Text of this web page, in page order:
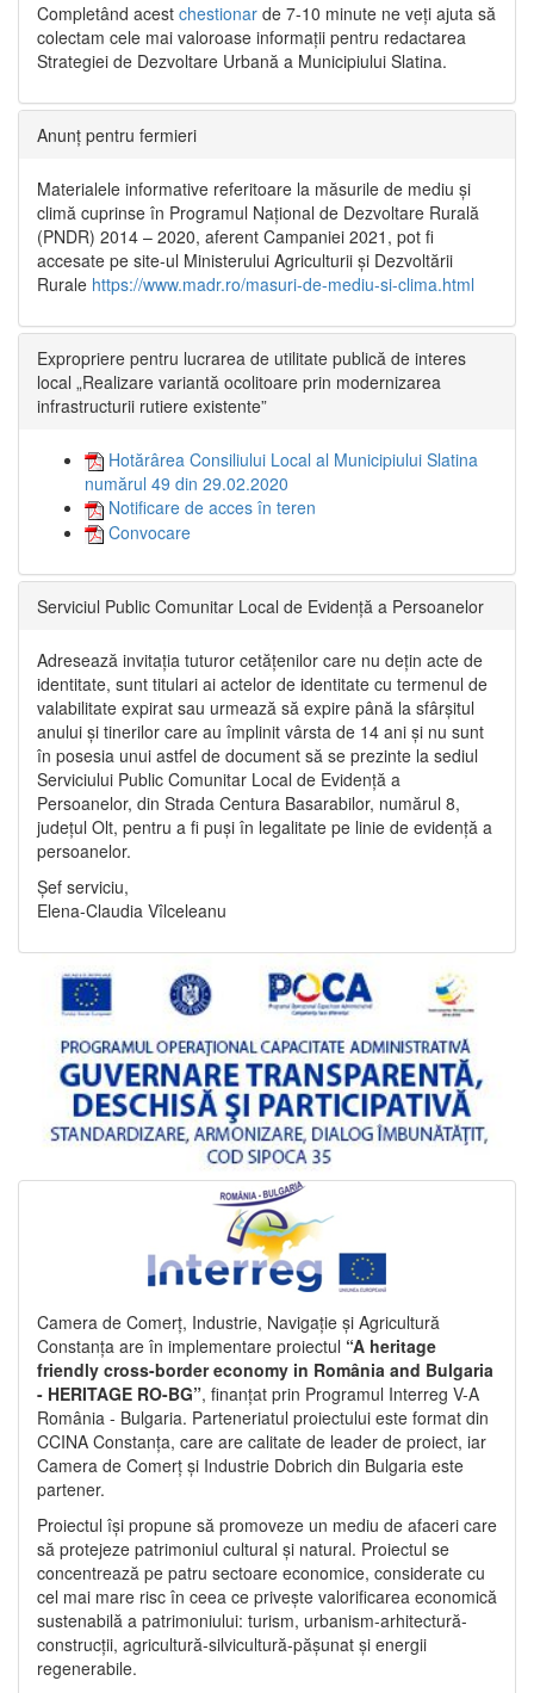
Completând acest chestionar de 7-10 minute ne veți ajuta să
colectam cele mai valoroase informații pentru redactarea
Strategiei de Dezvoltare Urbană a Municipiului Slatina.
Anunț pentru fermieri
Materialele informative referitoare la măsurile de mediu și
climă cuprinse în Programul Național de Dezvoltare Rurală
(PNDR) 2014 – 2020, aferent Campaniei 2021, pot fi
accesate pe site-ul Ministerului Agriculturii și Dezvoltării
Rurale https://www.madr.ro/masuri-de-mediu-si-clima.html
Expropriere pentru lucrarea de utilitate publică de interes
local „Realizare variantă ocolitoare prin modernizarea
infrastructurii rutiere existente”
Hotărârea Consiliului Local al Municipiului Slatina
numărul 49 din 29.02.2020
Notificare de acces în teren
Convocare
Serviciul Public Comunitar Local de Evidență a Persoanelor
Adresează invitația tuturor cetățenilor care nu dețin acte de
identitate, sunt titulari ai actelor de identitate cu termenul de
valabilitate expirat sau urmează să expire până la sfârșitul
anului și tinerilor care au împlinit vârsta de 14 ani și nu sunt
în posesia unui astfel de document să se prezinte la sediul
Serviciului Public Comunitar Local de Evidență a
Persoanelor, din Strada Centura Basarabilor, numărul 8,
județul Olt, pentru a fi puși în legalitate pe linie de evidență a
persoanelor.
Șef serviciu,
Elena-Claudia Vîlceleanu
Camera de Comerț, Industrie, Navigație și Agricultură
Constanța are în implementare proiectul “A heritage
friendly cross-border economy in România and Bulgaria
- HERITAGE RO-BG”, finanțat prin Programul Interreg V-A
România - Bulgaria. Parteneriatul proiectului este format din
CCINA Constanța, care are calitate de leader de proiect, iar
Camera de Comerț și Industrie Dobrich din Bulgaria este
partener.
Proiectul își propune să promoveze un mediu de afaceri care
să protejeze patrimoniul cultural și natural. Proiectul se
concentrează pe patru sectoare economice, considerate cu
cel mai mare risc în ceea ce privește valorificarea economică
sustenabilă a patrimoniului: turism, urbanism-arhitectură-
construcții, agricultură-silvicultură-pășunat și energii
regenerabile.